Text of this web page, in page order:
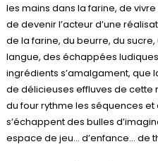
les mains dans la farine, de
de devenir l’acteur d’une
de la farine, du beurre, du
langue, des échappées
ingrédients s’amalgament, que
de délicieuses effluves de cette
du four rythme les séquences
s’échappent des bulles
espace de jeu… d’enfance… de